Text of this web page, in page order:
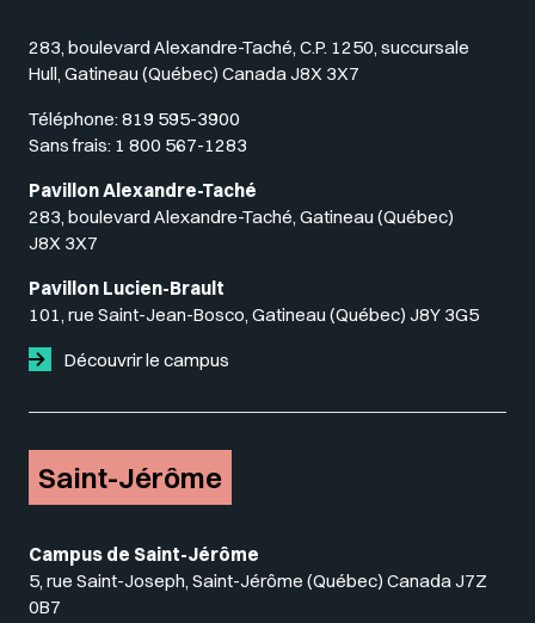
283, boulevard Alexandre-Taché, C.P. 1250, succursale
Hull, Gatineau (Québec) Canada J8X 3X7
Téléphone: 819 595-3900
Sans frais: 1 800 567-1283
Pavillon Alexandre-Taché
283, boulevard Alexandre-Taché, Gatineau (Québec)
J8X 3X7
Pavillon Lucien-Brault
101, rue Saint-Jean-Bosco, Gatineau (Québec) J8Y 3G5
Découvrir le campus
Saint-Jérôme
Campus de Saint-Jérôme
5, rue Saint-Joseph, Saint-Jérôme (Québec) Canada J7Z
0B7